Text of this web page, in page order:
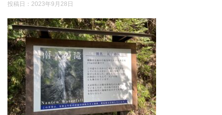
投稿日： 2023年9月28日